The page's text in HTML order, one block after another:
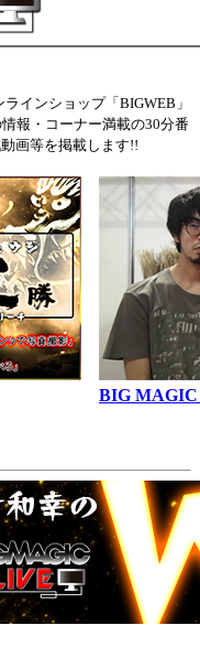
インショップ「BIGWEB」
報・コーナー満載の30分番
画等を掲載します!!
BIG